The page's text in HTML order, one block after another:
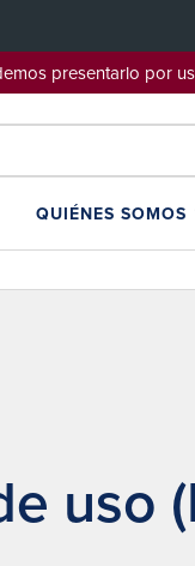
¡Podemos
QUIÉNES SOMOS
uso